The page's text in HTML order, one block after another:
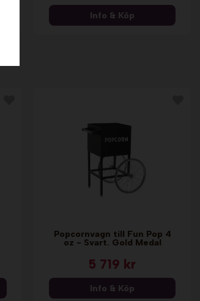
Info & Köp
Popcornvagn till Fun Pop 4
oz - Svart. Gold Medal
5 719 kr
Info & Köp